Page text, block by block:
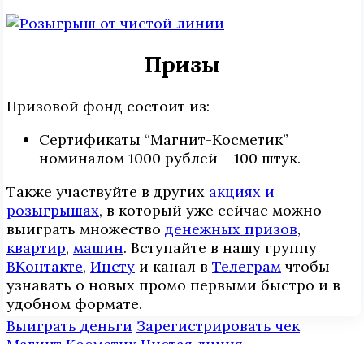
Призы
Призовой фонд состоит из:
Сертификаты “Магнит-Косметик”
номиналом 1000 рублей – 100 штук.
Также участвуйте в других акциях и
розыгрышах, в который уже сейчас можно
выиграть множество денежных призов,
квартир, машин. Вступайте в нашу группу
ВКонтакте, Инcтy и канал в Телеграм чтобы
узнавать о новых промо первыми быстро и в
удобном формате.
Выиграть деньги Зарегистрировать чек